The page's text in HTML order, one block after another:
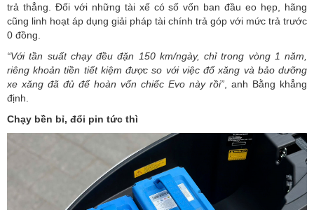
trả thẳng. Đối với những tài xế có số vốn ban đầu eo hẹp, hãng
cũng linh hoạt áp dụng giải pháp tài chính trả góp với mức trả trước
0 đồng.
“Với tần suất chạy đều đặn 150 km/ngày, chỉ trong vòng 1 năm,
riêng khoản tiền tiết kiệm được so với việc đổ xăng và bảo dưỡng
xe xăng đã đủ để hoàn vốn chiếc Evo này rồi” , anh Bằng khẳng
định.
Chạy bền bỉ, đổi pin tức thì